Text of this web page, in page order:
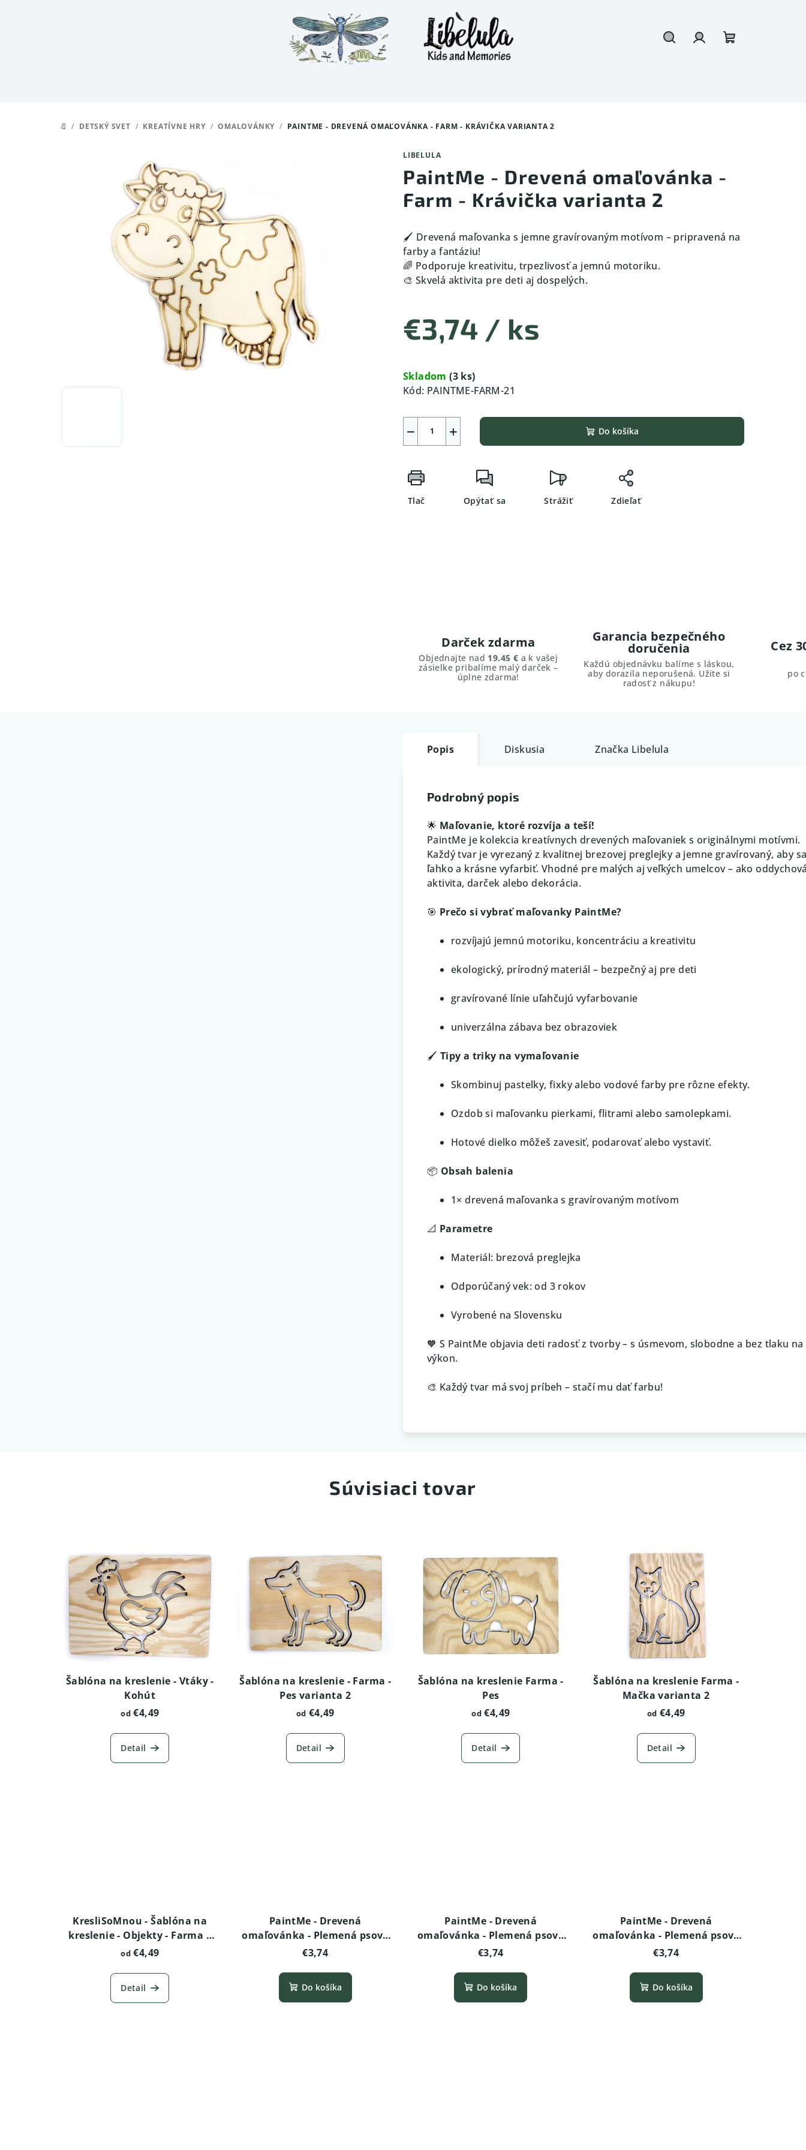
DOMOV
/ DETSKÝ SVET / KREATÍVNE HRY / OMALOVÁNKY / PAINTME - DREVENÁ OMAĽOVÁNKA - FARM - KRÁVIČKA VARIANTA 2
LIBELULA
PaintMe - Drevená omaľovánka -
Farm - Krávička varianta 2
🖌️ Drevená maľovanka s jemne gravírovaným motívom – pripravená na
farby a fantáziu!
🌈 Podporuje kreativitu, trpezlivosť a jemnú motoriku.
🎨 Skvelá aktivita pre deti aj dospelých.
€3,74 / ks
cena:
Skladom(3 ks)
Kód: PAINTME-FARM-21
+
− Do košíka
Tlač Opýtať sa Strážiť Zdieľať
Darček zdarma
Objednajte nad 19.45 € a k vašej
zásielke pribalíme malý darček –
úplne zdarma!
Garancia bezpečného
doručenia
Každú objednávku balíme s láskou,
aby dorazila neporušená. Užite si
radosť z nákupu!
Cez
po
Popis Diskusia Značka Libelula
Podrobný popis
🌟 Maľovanie, ktoré rozvíja a teší!
PaintMe je kolekcia kreatívnych drevených maľovaniek s originálnymi motívmi.
Každý tvar je vyrezaný z kvalitnej brezovej preglejky a jemne gravírovaný, aby
ľahko a krásne vyfarbiť. Vhodné pre malých aj veľkých umelcov – ako
aktivita, darček alebo dekorácia.
🎯 Prečo si vybrať maľovanky PaintMe?
rozvíjajú jemnú motoriku, koncentráciu a kreativitu
ekologický, prírodný materiál – bezpečný aj pre deti
gravírované línie uľahčujú vyfarbovanie
univerzálna zábava bez obrazoviek
🖌️ Tipy a triky na vymaľovanie
Skombinuj pastelky, fixky alebo vodové farby pre rôzne efekty.
Ozdob si maľovanku pierkami, flitrami alebo samolepkami.
Hotové dielko môžeš zavesiť, podarovať alebo vystaviť.
📦 Obsah balenia
1× drevená maľovanka s gravírovaným motívom
📐 Parametre
Materiál: brezová preglejka
Odporúčaný vek: od 3 rokov
Vyrobené na Slovensku
🧡 S PaintMe objavia deti radosť z tvorby – s úsmevom, slobodne a bez tlaku na
výkon.
🎨 Každý tvar má svoj príbeh – stačí mu dať farbu!
Súvisiaci tovar
Šablóna na kreslenie - Vtáky -
Kohút
od€4,49
Detail
Šablóna na kreslenie - Farma -
Pes varianta 2
od €4,49
Detail
Šablóna na kreslenie Farma -
Pes
od€4,49
Detail
Šablóna na kreslenie Farma -
Mačka varianta 2
od €4,49
Detail
KresliSoMnou - Šablóna na
kreslenie - Objekty - Farma s
veterným mlynom
od€4,49
Detail
PaintMe - Drevená
omaľovánka - Plemená psov -
Americký stafordšírsky teriér
€3,74
Do košíka
PaintMe - Drevená
omaľovánka - Plemená psov -
Rottweiler
€3,74
Do košíka
PaintMe - Drevená
omaľovánka - Plemená psov -
Nemecký ovčiak
€3,74
Do košíka